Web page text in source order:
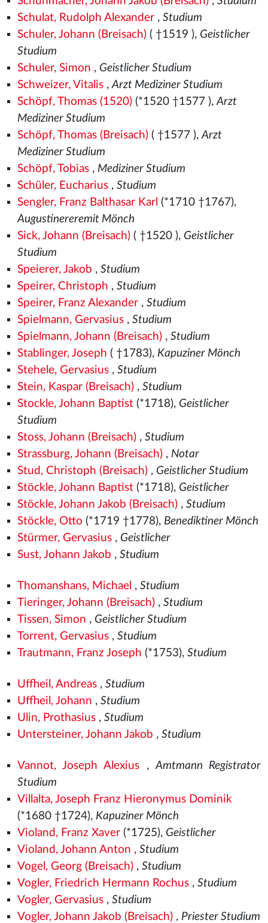
Schulat, Rudolph Alexander, Studium
Schuler, Johann (Breisach)( †1519 ), Geistlicher
Studium
Schuler, Simon , Geistlicher Studium
Schweizer, Vitalis,Arzt Mediziner Studium
Schöpf, Thomas (1520)(*1520 †1577 ),Arzt
Mediziner Studium
Schöpf, Thomas (Breisach)( †1577 ),Arzt
Mediziner Studium
Schöpf, Tobias, Mediziner Studium
Schüler, Eucharius, Studium
Sengler, Franz Balthasar Karl (*1710 †1767),
Augustinereremit Mönch
Sick, Johann (Breisach)( †1520 ), Geistlicher
Studium
Speierer, Jakob , Studium
Speirer, Christoph , Studium
Speirer, Franz Alexander, Studium
Spielmann, Gervasius, Studium
Spielmann, Johann (Breisach), Studium
Stablinger, Joseph ( †1783), Kapuziner Mönch
Stehele, Gervasius, Studium
Stein, Kaspar (Breisach), Studium
Stockle, Johann Baptist(*1718), Geistlicher
Studium
Stoss, Johann (Breisach), Studium
Strassburg, Johann (Breisach), Notar
Stud, Christoph (Breisach), Geistlicher Studium
Stöckle, Johann Baptist(*1718), Geistlicher
Stöckle, Johann Jakob (Breisach), Studium
Stöckle, Otto (*1719 †1778), Benediktiner Mönch
Stürmer, Gervasius, Geistlicher
Sust, Johann Jakob , Studium
Thomanshans, Michael , Studium
Tieringer, Johann (Breisach), Studium
Tissen, Simon , Geistlicher Studium
Torrent, Gervasius, Studium
Trautmann, Franz Joseph (*1753), Studium
Uffheil, Andreas, Studium
Uffheil, Johann , Studium
Ulin, Prothasius, Studium
Untersteiner, Johann Jakob , Studium
Vannot, Joseph Alexius ,Amtmann Registrator
Studium
Villalta, Joseph Franz Hieronymus Dominik
(*1680 †1724), Kapuziner Mönch
Violand, Franz Xaver(*1725), Geistlicher
Violand, Johann Anton , Studium
Vogel, Georg (Breisach), Studium
Vogler, Friedrich Hermann Rochus, Studium
Vogler, Gervasius, Studium
Vogler, Johann Jakob (Breisach), Priester Studium